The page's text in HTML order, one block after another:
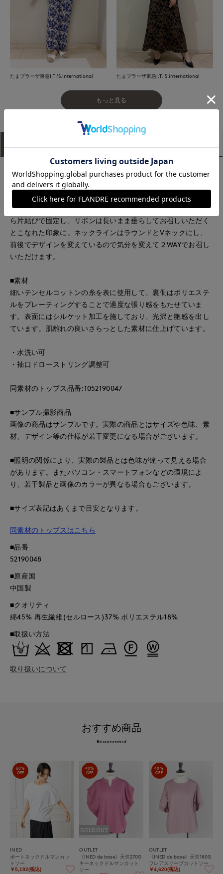
たまプラーザ東急I.T.'S.international たまプラーザ東急I.T.'S.international
もっと見る
■デザイン
肌から離れるワイドなサイジングとお袖口で涼しくお召しいた
だけるデザインカットソー。袖口のドローストリングはお好み
のギャザー分量を調整できるのがポイント。キャザーを寄せた
ら片結びで固定し、リボンは長いまま垂らしてお召しいただく
とこなれた印象に。ネックラインはラウンドとVネックにし、
前後でデザインを変えているので気分を変えて２WAYでお召し
いただけます。
■素材
細いテンセルコットンの糸を表に使用して、裏側はポリエステ
ルをプレーティングすることで適度な張り感をもたせていま
す。表面にはシルケット加工を施しており、光沢と艶感を出し
ています。肌離れの良いさらっとした素材に仕上げています。
・水洗い可
・袖口ドローストリング調整可
同素材のトップス品番:1052190047
■サンプル撮影商品
画像の商品はサンプルです。実際の商品とはサイズや色味、素
材、デザイン等の仕様が若干変更になる場合がございます。
■照明の関係により、実際の製品とは色味が違って見える場合
があります。またパソコン・スマートフォンなどの環境によ
り、若干製品と画像のカラーが異なる場合もございます。
■サイズ表記はあくまで目安となります。
同素材のトップスはこちら
■品番
52190048
■原産国
中国製
■クオリティ
綿45% 再生繊維(セルロース)37% ポリエステル18%
■取扱い方法
取り扱いについて
おすすめ商品
Recommend
60%
OFF
INED
ボートネックドルマンカッ
トソー
￥5,192(税込)
40%
OFF
SOLDOUT
OUTLET
《INED de base》天竺270G
キーネックドルマンカット
ソー
40%
OFF
OUTLET
《INED de base》天竺180G
フレアスリーブカットソー
￥4,620(税込)